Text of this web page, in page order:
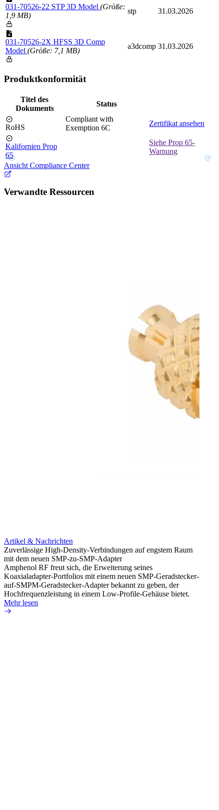
031-70526-22 STP 3D Model (Größe:
1,9 MB)
stp 31.03.2026
031-70526-2X HFSS 3D Comp
Model (Größe: 7,1 MB)
a3dcomp 31.03.2026
Produktkonformität
Titel des
Dokuments
Status
RoHS
Compliant with
Exemption 6C
Zertifikat ansehen
Kalifornien Prop
65
Siehe Prop 65-
Warnung
Ansicht Compliance Center
Verwandte Ressourcen
Artikel & Nachrichten
Zuverlässige High-Density-Verbindungen auf engstem Raum
mit dem neuen SMP-zu-SMP-Adapter
Amphenol RF freut sich, die Erweiterung seines
Koaxialadapter-Portfolios mit einem neuen SMP-Geradstecker-
auf-SMPM-Geradstecker-Adapter bekannt zu geben, der
Hochfrequenzleistung in einem Low-Profile-Gehäuse bietet.
Mehr lesen